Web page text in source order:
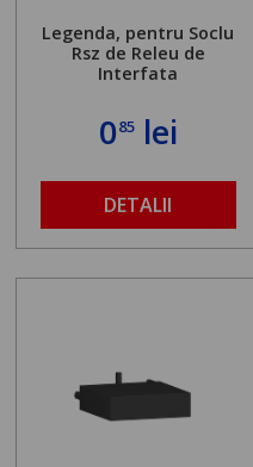
Legenda, pentru Soclu
Rsz de Releu de
Interfata
085lei
DETALII